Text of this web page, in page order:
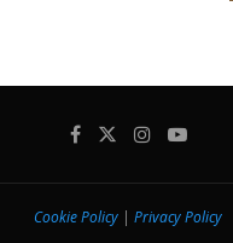
Cookie Policy | Privacy Policy